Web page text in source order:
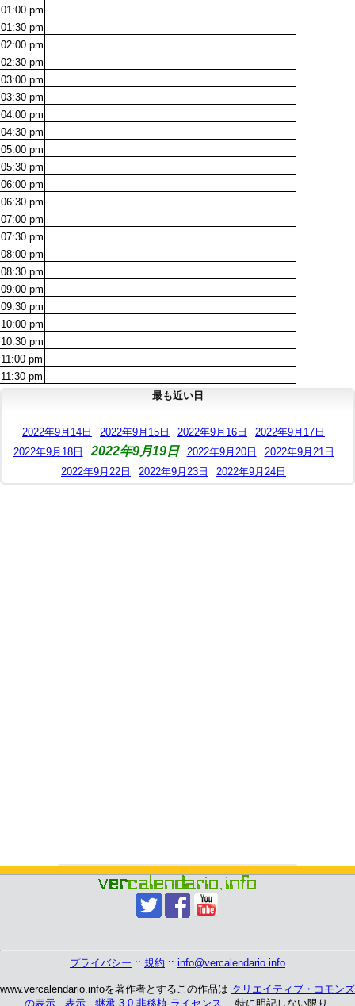
01:00 pm
01:30 pm
02:00 pm
02:30 pm
03:00 pm
03:30 pm
04:00 pm
04:30 pm
05:00 pm
05:30 pm
06:00 pm
06:30 pm
07:00 pm
07:30 pm
08:00 pm
08:30 pm
09:00 pm
09:30 pm
10:00 pm
10:30 pm
11:00 pm
11:30 pm
最も近い日
2022年9月14日 2022年9月15日 2022年9月16日
2022年9月17日
2022年9月18日
2022年9月19日 2022年9月20日
2022年9月21日
2022年9月22日
2022年9月23日 2022年9月24日
プライバシー :: 規約 :: info@vercalendario.info
www.vercalendario.infoを著作者とするこの作品は クリエイティブ・コモンズ
の表示 - 表示 - 継承 3.0 非移植 ライセンス 、 特に明記しない限り.